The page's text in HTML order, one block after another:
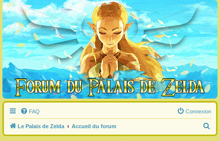
FAQ Connexion
Le Palais de Zelda Accueil du forum
e